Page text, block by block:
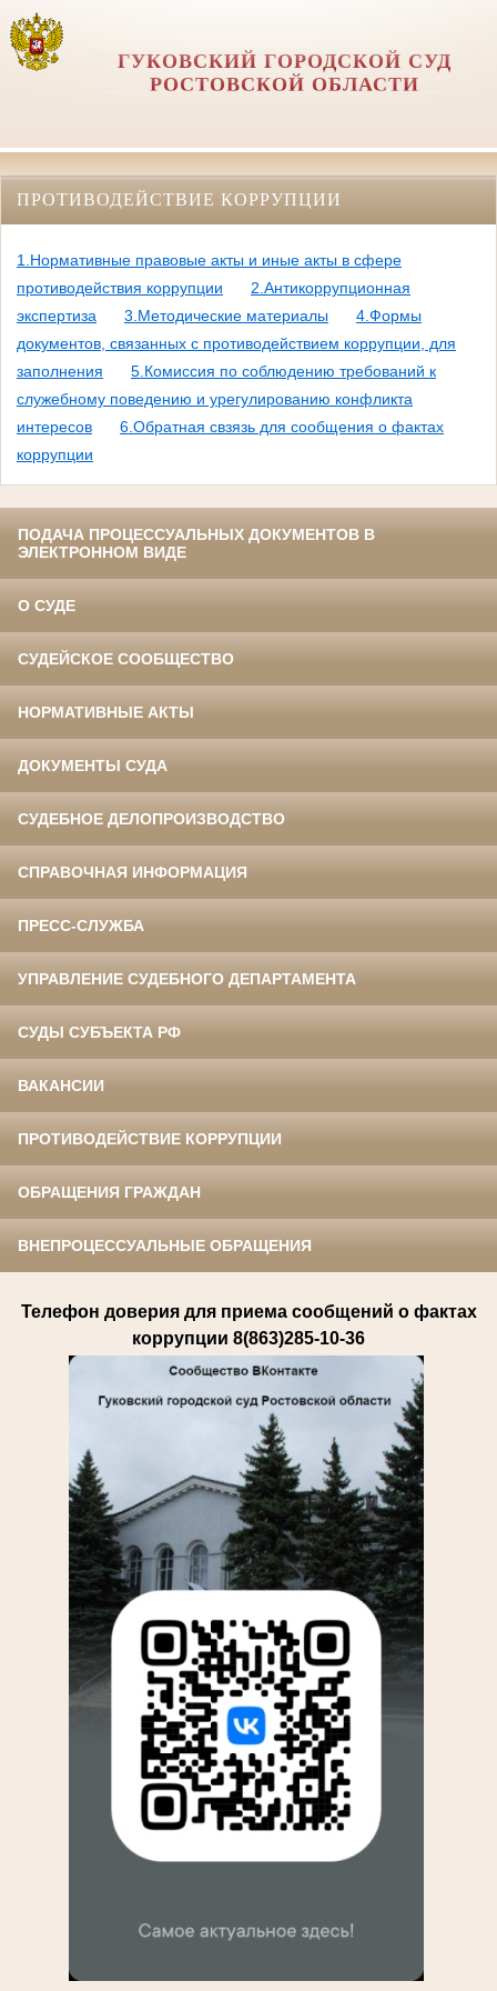
ГУКОВСКИЙ ГОРОДСКОЙ СУД
РОСТОВСКОЙ ОБЛАСТИ
ПРОТИВОДЕЙСТВИЕ КОРРУПЦИИ
1.Нормативные правовые акты и иные акты в сфере
противодействия коррупции
2.Антикоррупционная
экспертиза
3.Методические материалы
4.Формы
документов, связанных с противодействием коррупции, для
заполнения
5.Комиссия по соблюдению требований к
служебному поведению и урегулированию конфликта
интересов
6.Обратная свзязь для сообщения о фактах
коррупции
ПОДАЧА ПРОЦЕССУАЛЬНЫХ ДОКУМЕНТОВ В
ЭЛЕКТРОННОМ ВИДЕ
О СУДЕ
СУДЕЙСКОЕ СООБЩЕСТВО
НОРМАТИВНЫЕ АКТЫ
ДОКУМЕНТЫ СУДА
СУДЕБНОЕ ДЕЛОПРОИЗВОДСТВО
СПРАВОЧНАЯ ИНФОРМАЦИЯ
ПРЕСС-СЛУЖБА
УПРАВЛЕНИЕ СУДЕБНОГО ДЕПАРТАМЕНТА
СУДЫ СУБЪЕКТА РФ
ВАКАНСИИ
ПРОТИВОДЕЙСТВИЕ КОРРУПЦИИ
ОБРАЩЕНИЯ ГРАЖДАН
ВНЕПРОЦЕССУАЛЬНЫЕ ОБРАЩЕНИЯ
Телефон доверия для приема сообщений о фактах
коррупции 8(863)285-10-36